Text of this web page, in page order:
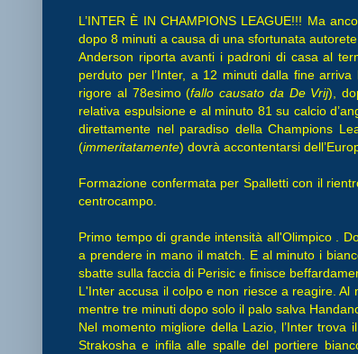
L’INTER È IN CHAMPIONS LEAGUE!!! Ma
dopo 8 minuti a causa di una sfortunata
Anderson riporta avanti i padroni di casa al
perduto per l’Inter, a 12 minuti dalla fine
rigore al 78esimo (fallo causato da De Vrij),
relativa espulsione e al minuto 81 su calcio
direttamente nel paradiso della Champions
(immeritatamente) dovrà accontentarsi
Formazione confermata per Spalletti con il
centrocampo.
Primo tempo di grande intensità all'Olimpico .
a prendere in mano il match. E al minuto i
sbatte sulla faccia di Perisic e finisce
L'Inter accusa il colpo e non riesce a reagire.
mentre tre minuti dopo solo il palo salva
Nel momento migliore della Lazio, l’Inter
Strakosha e infila alle spalle del portiere